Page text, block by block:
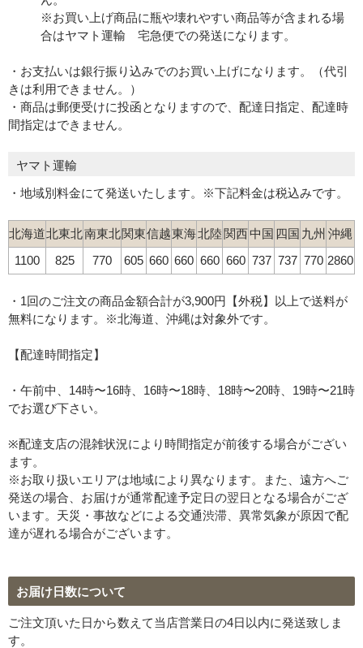
※お買い上げ商品に瓶や壊れやすい商品等が含まれる場
合はヤマト運輸 宅急便での発送になります。
・お支払いは銀行振り込みでのお買い上げになります。（代引
きは利用できません。）
・商品は郵便受けに投函となりますので、配達日指定、配達時
間指定はできません。
ヤマト運輸
・地域別料金にて発送いたします。※下記料金は税込みです。
北海道北東北南東北関東信越東海北陸 関西中国 四国 九州 沖縄
1100
825 770 605 660 660 660 660 737 737 770 2860
・1回のご注文の商品金額合計が3,900円【外税】以上で送料が
無料になります。※北海道、沖縄は対象外です。
【配達時間指定】
・午前中、14時〜16時、16時〜18時、18時〜20時、19時〜21時
でお選び下さい。
※配達支店の混雑状況により時間指定が前後する場合がござい
ます。
※お取り扱いエリアは地域により異なります。また、遠方へご
発送の場合、お届けが通常配達予定日の翌日となる場合がござ
います。天災・事故などによる交通渋滞、異常気象が原因で配
達が遅れる場合がございます。
お届け日数について
ご注文頂いた日から数えて当店営業日の4日以内に発送致しま
す。